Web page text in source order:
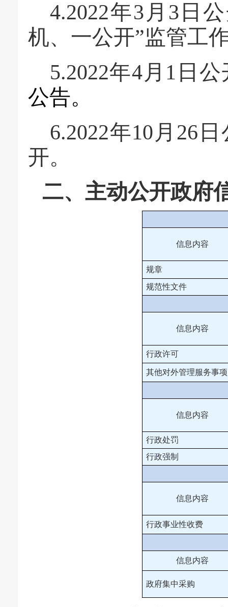
4.2022年3月3日
机、一公开”监管工
5.2022年4月1日
公告。
6.2022年10月26
开。
二、主动公开政府
信息内容
规章
规范性文件
信息内容
行政许可
其他对外管理服务事项
信息内容
行政处罚
行政强制
信息内容
行政事业性收费
信息内容
政府集中采购